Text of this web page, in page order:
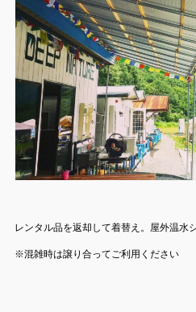
レンタル品を返却して着替え。屋外温水
※混雑時は譲り合ってご利用ください